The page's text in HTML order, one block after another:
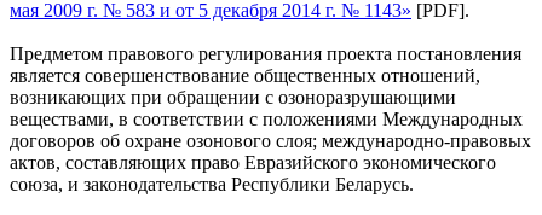
мая 2009 г. № 583 и от 5 декабря 2014 г. № 1143» [PDF].
Предметом правового регулирования проекта постановления
является совершенствование общественных отношений,
возникающих при обращении с озоноразрушающими
веществами, в соответствии с положениями Международных
договоров об охране озонового слоя; международно-правовых
актов, составляющих право Евразийского экономического
союза, и законодательства Республики Беларусь.